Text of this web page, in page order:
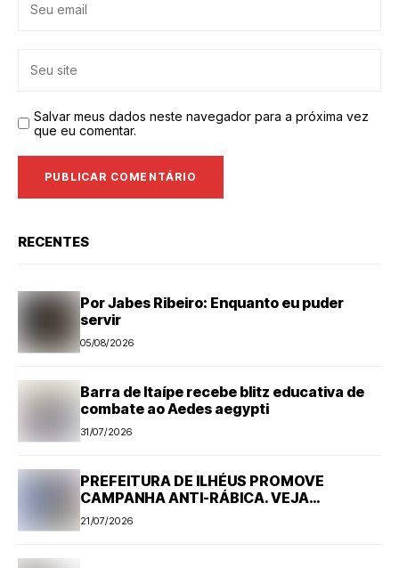
Salvar meus dados neste navegador para a próxima vez
que eu comentar.
RECENTES
Por Jabes Ribeiro: Enquanto eu puder
servir
05/08/2026
Barra de Itaípe recebe blitz educativa de
combate ao Aedes aegypti
31/07/2026
PREFEITURA DE ILHÉUS PROMOVE
CAMPANHA ANTI-RÁBICA. VEJA
PROGRAMAÇÃO
21/07/2026